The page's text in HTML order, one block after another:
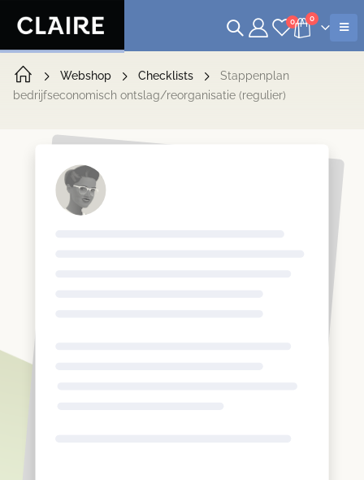
0 0
Webshop Checklists
Stappenplan
bedrijfseconomisch ontslag/reorganisatie (regulier)